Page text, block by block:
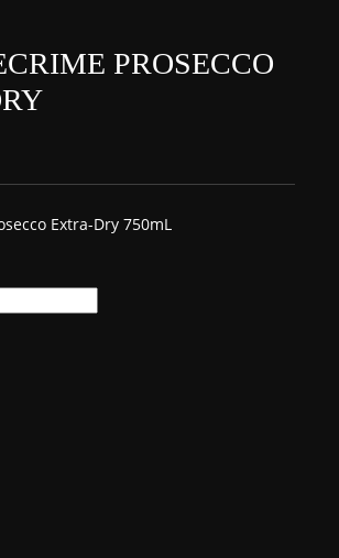
PROSECCO
Extra-Dry 750mL